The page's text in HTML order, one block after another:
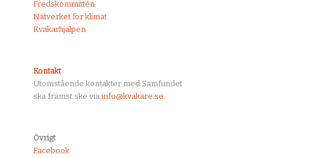
Fredskommittén
Nätverket för klimat
Kväkarhjälpen
Kontakt
Utomstående kontakter med Samfundet
ska främst ske via info@kvakare.se
Övrigt
Facebook